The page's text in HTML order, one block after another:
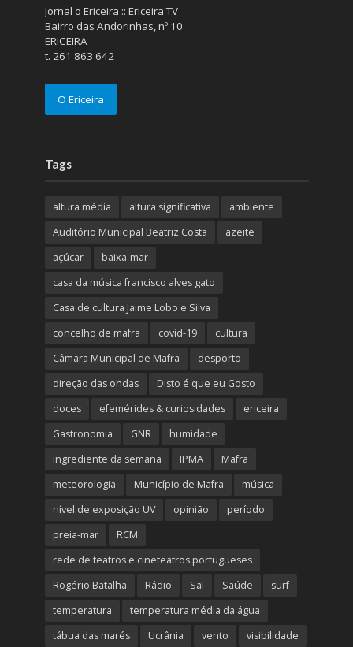
Jornal o Ericeira :: Ericeira TV
Bairro das Andorinhas, nº 10
ERICEIRA
t. 261 863 642
O Ericeira
Tags
altura média altura significativa
ambiente
Auditório Municipal Beatriz Costa
azeite
açúcar
baixa-mar
casa da música francisco alves gato
Casa de cultura Jaime Lobo e Silva
concelho de mafra
covid-19
cultura
Câmara Municipal de Mafra
desporto
direção das ondas
Disto é que eu Gosto
doces
efemérides & curiosidades
ericeira
Gastronomia
GNR
humidade
ingrediente da semana
IPMA
Mafra
meteorologia
Município de Mafra
música
nível de exposição UV
opinião
período
preia-mar
RCM
rede de teatros e cineteatros portugueses
Rogério Batalha
Rádio Sal Saúde
surf
temperatura
temperatura média da água
tábua das marés
Ucrânia vento visibilidade